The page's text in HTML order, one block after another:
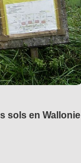
sols en Wallonie